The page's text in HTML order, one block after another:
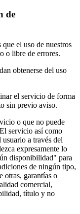
de
el uso de nuestros
o libre de errores.
obtenerse del uso
el servicio de forma
sin previo aviso.
o que no puede
servicio así como
a través del
expresamente lo
disponibilidad" para
de ningún tipo,
otras, garantías o
comercial,
título y no